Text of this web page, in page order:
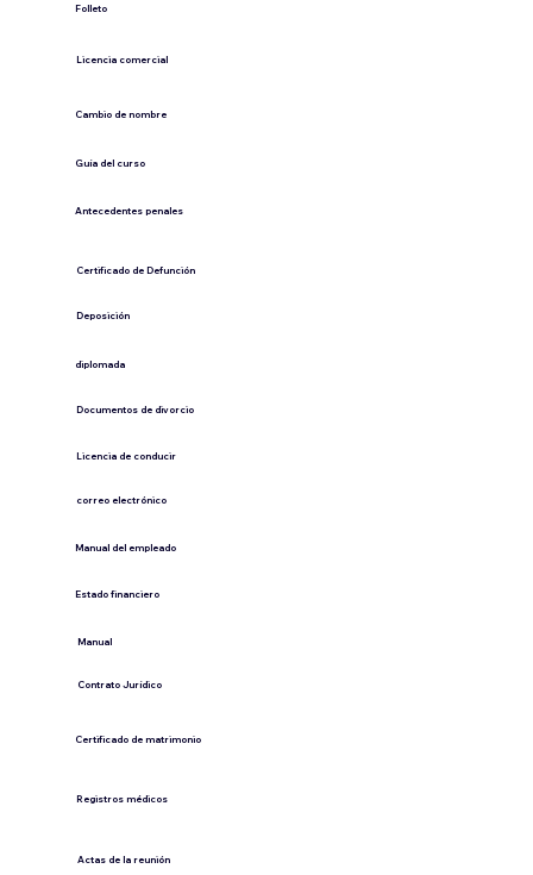
Folleto
​Licencia comercial
Cambio de nombre
Guía del curso
Antecedentes penales
​Certificado de Defunción
​Deposición
diplomada
Documentos de divorcio
Licencia de conducir
​correo electrónico
Manual del empleado
Estado financiero
​Manual
​Contrato Jurídico
Certificado de matrimonio
Registros médicos
Actas de la reunión